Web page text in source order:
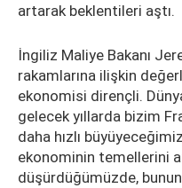
artarak beklentileri aştı.
İngiliz Maliye Bakanı
rakamlarına ilişkin
ekonomisi dirençli.
gelecek yıllarda bizim
daha hızlı
ekonominin temellerini
düşürdüğümüzde,